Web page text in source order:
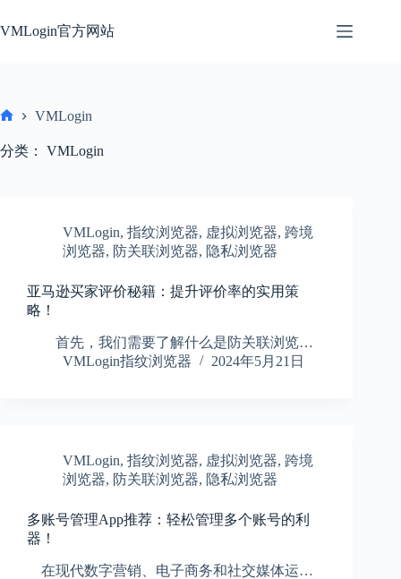
过
VMLogin官方网站
页
VMLogin
分类： VMLogin
VMLogin, 指纹浏览器, 虚拟浏览器, 跨境
浏览器, 防关联浏览器, 隐私浏览器
亚马逊买家评价秘籍：提升评价率的实用策
略！
首先，我们需要了解什么是防关联浏览…
VMLogin指纹浏览器
2024年5月21日
VMLogin, 指纹浏览器, 虚拟浏览器, 跨境
浏览器, 防关联浏览器, 隐私浏览器
多账号管理App推荐：轻松管理多个账号的利
器！
在现代数字营销、电子商务和社交媒体运…